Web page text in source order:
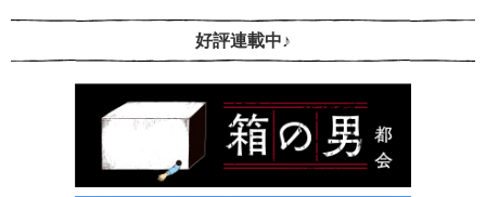
好評連載中♪